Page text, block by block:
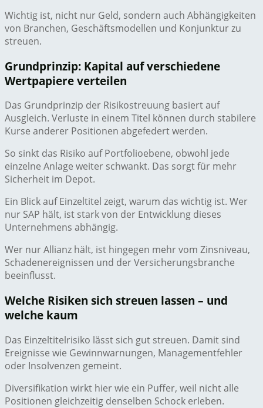
Wichtig ist, nicht nur Geld, sondern auch Abhängigkeiten
von Branchen, Geschäftsmodellen und Konjunktur zu
streuen.
Grundprinzip: Kapital auf verschiedene
Wertpapiere verteilen
Das Grundprinzip der Risikostreuung basiert auf
Ausgleich. Verluste in einem Titel können durch stabilere
Kurse anderer Positionen abgefedert werden.
So sinkt das Risiko auf Portfolioebene, obwohl jede
einzelne Anlage weiter schwankt. Das sorgt für mehr
Sicherheit im Depot.
Ein Blick auf Einzeltitel zeigt, warum das wichtig ist. Wer
nur SAP hält, ist stark von der Entwicklung dieses
Unternehmens abhängig.
Wer nur Allianz hält, ist hingegen mehr vom Zinsniveau,
Schadenereignissen und der Versicherungsbranche
beeinflusst.
Welche Risiken sich streuen lassen – und
welche kaum
Das Einzeltitelrisiko lässt sich gut streuen. Damit sind
Ereignisse wie Gewinnwarnungen, Managementfehler
oder Insolvenzen gemeint.
Diversifikation wirkt hier wie ein Puffer, weil nicht alle
Positionen gleichzeitig denselben Schock erleben.